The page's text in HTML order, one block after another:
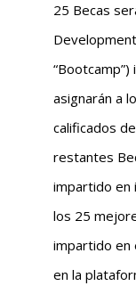
25 Becas
asignarán a
calificados
restantes
impartido en
los 25
impartido en
en la